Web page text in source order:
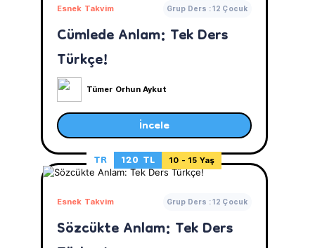
Esnek Takvim Grup Ders : 12 Çocuk
Cümlede Anlam: Tek Ders
Türkçe!
Tümer Orhun Aykut
İncele
TR
120 TL 10 - 15 Yaş
Esnek Takvim Grup Ders : 12 Çocuk
Sözcükte Anlam: Tek Ders